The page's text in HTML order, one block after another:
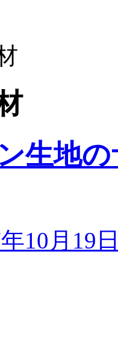
生地
10月19